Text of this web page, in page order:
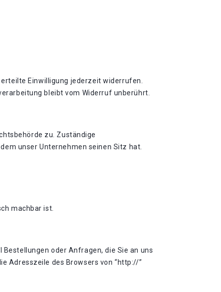
Einwilligung jederzeit widerrufen.
bleibt vom Widerruf unberührt.
zu. Zuständige
unser Unternehmen seinen Sitz hat.
machbar ist.
oder Anfragen, die Sie an uns
Adresszeile des Browsers von “http://”